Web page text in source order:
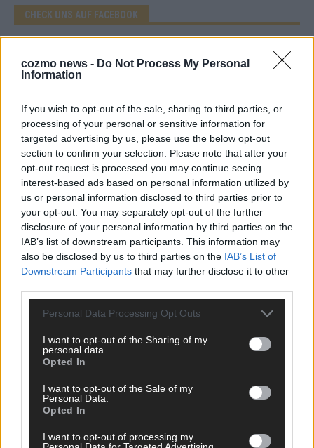
cozmo news - Do Not Process My Personal
Information
If you wish to opt-out of the sale, sharing to third parties, or
processing of your personal or sensitive information for
targeted advertising by us, please use the below opt-out
section to confirm your selection. Please note that after your
opt-out request is processed you may continue seeing
interest-based ads based on personal information utilized by
us or personal information disclosed to third parties prior to
your opt-out. You may separately opt-out of the further
disclosure of your personal information by third parties on the
IAB’s list of downstream participants. This information may
also be disclosed by us to third parties on the IAB’s List of
Downstream Participants that may further disclose it to other
Personal Data Processing Opt Outs
I want to opt-out of the Sharing of my
personal data.
Opted In
I want to opt-out of the Sale of my
Personal Data.
Opted In
I want to opt-out of processing my
CHECK UNS AUF FACEBOOK
DIREKT ZUM THEMA
Politik & Co
Money Matters
Brainpower